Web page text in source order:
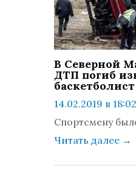
В Северной
ДТП погиб
баскетболист
14.02.2019 в 18:02
просмотров:
Спортсмену
Читать далее →